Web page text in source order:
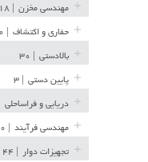
مهندسی مخزن
حفاری و اکتشاف
بالادستی
پایین دستی
دریایی و فراساحلی
مهندسی فرآیند
تجهیزات دوار